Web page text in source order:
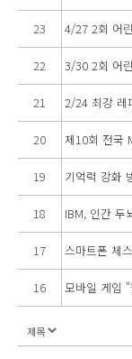
23 4/27 2회 어
22 3/30 2회 어
21 2/24 최강 레
20 제10회 전국
19 기억력 강화
18 IBM, 인간 두
17 스마트폰 체
16 모바일 게임